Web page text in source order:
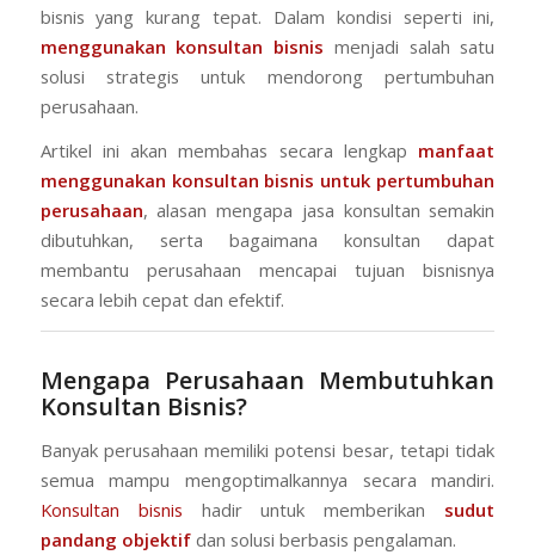
bisnis yang kurang tepat. Dalam kondisi seperti ini,
menggunakan konsultan bisnis menjadi salah satu
solusi strategis untuk mendorong pertumbuhan
perusahaan.
Artikel ini akan membahas secara lengkap manfaat
menggunakan konsultan bisnis untuk pertumbuhan
perusahaan, alasan mengapa jasa konsultan semakin
dibutuhkan, serta bagaimana konsultan dapat
membantu perusahaan mencapai tujuan bisnisnya
secara lebih cepat dan efektif.
Mengapa Perusahaan Membutuhkan
Konsultan Bisnis?
Banyak perusahaan memiliki potensi besar, tetapi tidak
semua mampu mengoptimalkannya secara mandiri.
Konsultan bisnis hadir untuk memberikan sudut
pandang objektifdan solusi berbasis pengalaman.